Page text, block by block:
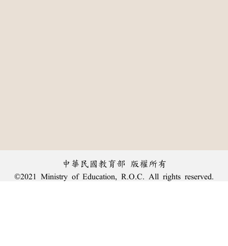
中華民國教育部 版權所有
©2021 Ministry of Education, R.O.C. All rights reserved.